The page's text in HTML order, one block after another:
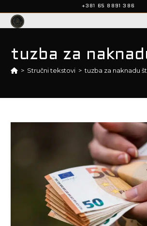
content
+381 65 8891 386
tuzba za
> Stručni tekstovi > tuzba za naknadu